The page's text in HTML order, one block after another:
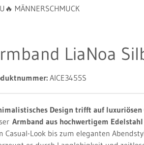
MÄNNERSCHMUCK
LiaNoa
AICE3455S
Design trifft auf luxuriösen
Armband aus hochwertigem Edelstahl
Casual-Look bis zum eleganten